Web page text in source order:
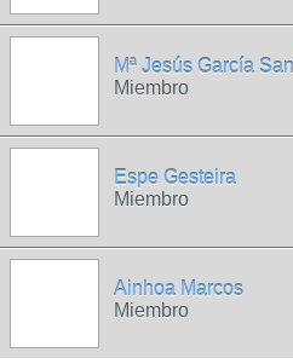
Mª Jesús García
Miembro
Espe Gesteira
Miembro
Ainhoa Marcos
Miembro